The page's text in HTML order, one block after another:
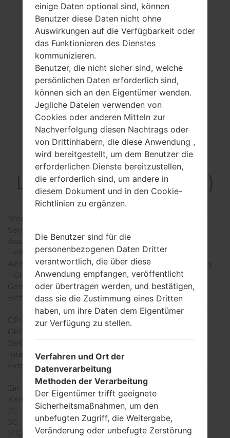
Spezifikation
LGLB1200(LGLB1200)
Modell und seine Eigenschaften
Modell
Serie
Ausgabe
Juni, 2005
Tiefe
26 millimeter (1.02 Zoll)
Abmessungen (Breite /
Höhe)
106 x 55 millimeter (4.17 x
2.16 Zoll)
Gewicht
164 gramm (5.78 unzen)
Betriebssystem
-
Ausrüstung
CPU
-
CPU-Kerne
Betriebsgedächtnis
Interner Speicher
Externer Speicher
Netzwerk und Daten
Ein paar Plätze für SIM-
Karten
1 Mini-SIM
2G
-
3G
-
(4G) LTE
-
einige Daten optional sind, können
Benutzer diese Daten nicht ohne
Auswirkungen auf die Verfügbarkeit oder
das Funktionieren des Dienstes
kommunizieren.
Benutzer, die nicht sicher sind, welche
persönlichen Daten erforderlich sind,
können sich an den Eigentümer wenden.
Jegliche Dateien verwenden von
Cookies oder anderen Mitteln zur
Nachverfolgung diesen Nachtrags oder
von Drittinhabern, die diese Anwendung ,
wird bereitgestellt, um dem Benutzer die
erforderlichen Dienste bereitzustellen,
die erforderlich sind, um andere in
diesem Dokument und in den Cookie-
Richtlinien zu ergänzen.
Die Benutzer sind für die
personenbezogenen Daten Dritter
verantwortlich, die über diese
Anwendung empfangen, veröffentlicht
oder übertragen werden, und bestätigen,
dass sie die Zustimmung eines Dritten
haben, um ihre Daten dem Eigentümer
zur Verfügung zu stellen.
Verfahren und Ort der
Datenverarbeitung
Methoden der Verarbeitung
Der Eigentümer trifft geeignete
Sicherheitsmaßnahmen, um den
unbefugten Zugriff, die Weitergabe,
Veränderung oder unbefugte Zerstörung